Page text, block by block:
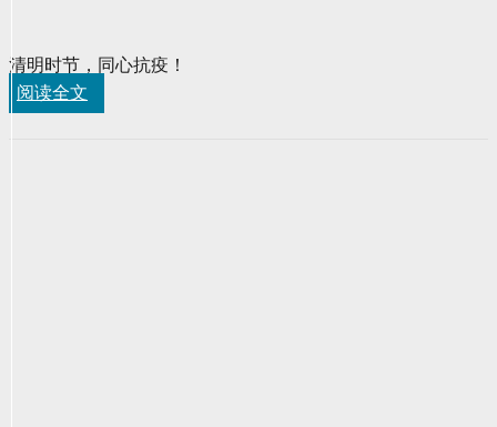
清明时节，同心抗疫！
阅读全文